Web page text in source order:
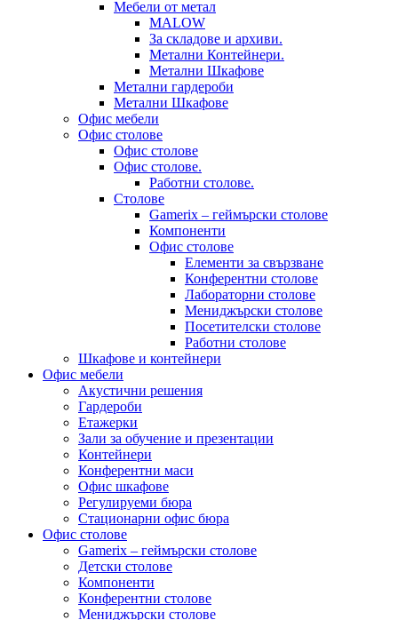
Мебели от метал
MALOW
За складове и архиви.
Метални Контейнери.
Метални Шкафове
Метални гардероби
Метални Шкафове
Офис мебели
Офис столове
Офис столове
Офис столове.
Работни столове.
Столове
Gamerix – геймърски столове
Компоненти
Офис столове
Елементи за свързване
Конферентни столове
Лабораторни столове
Мениджърски столове
Посетителски столове
Работни столове
Шкафове и контейнери
Офис мебели
Акустични решения
Гардероби
Етажерки
Зали за обучение и презентации
Контейнери
Конферентни маси
Офис шкафове
Регулируеми бюра
Стационарни офис бюра
Офис столове
Gamerix – геймърски столове
Детски столове
Компоненти
Конферентни столове
Мениджърски столове